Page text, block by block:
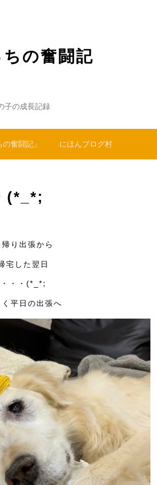
の奮闘記
子の成長記録
奮闘記」 にほんブログ村
(*_*;
帰り出張から
宅した翌日
・・・(*_*;
平日の出張へ